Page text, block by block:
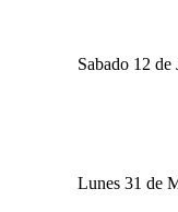
Sabado 12 de
Lunes 31 de